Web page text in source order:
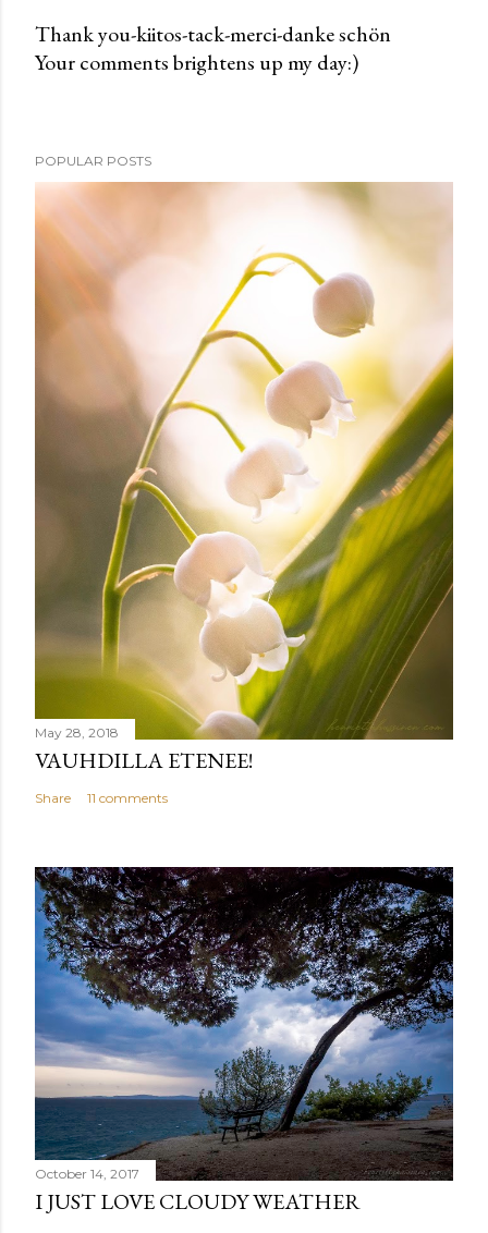
P
a
C
o
m
Thank you-kiitos-tack-merci-danke schön
Your comments brightens up my day:)
POPULAR POSTS
May 28, 2018
VAUHDILLA ETENEE!
Share 11 comments
October 14, 2017
I JUST LOVE CLOUDY WEATHER